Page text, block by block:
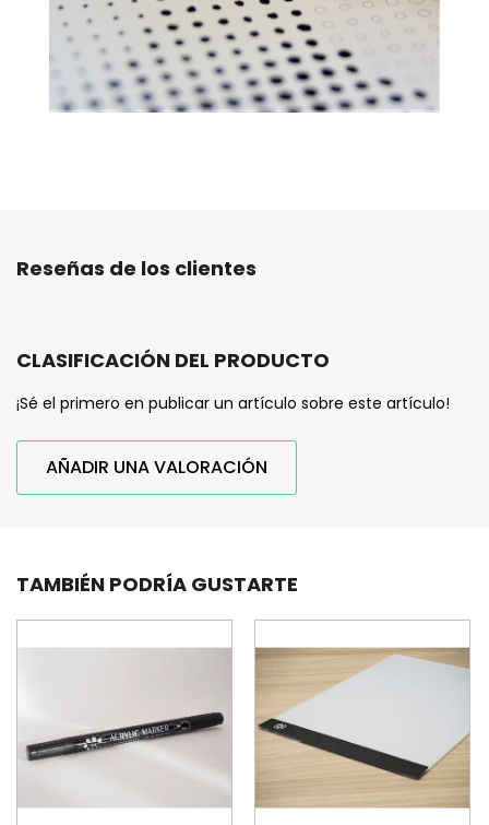
Reseñas de los clientes
CLASIFICACIÓN DEL PRODUCTO
¡Sé el primero en publicar un artículo sobre este artículo!
AÑADIR UNA VALORACIÓN
TAMBIÉN PODRÍA GUSTARTE